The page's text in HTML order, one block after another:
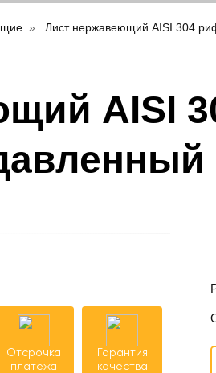
Лист нержавеющий AISI 304
AISI
Отсрочка
платежа
Гарантия
качества